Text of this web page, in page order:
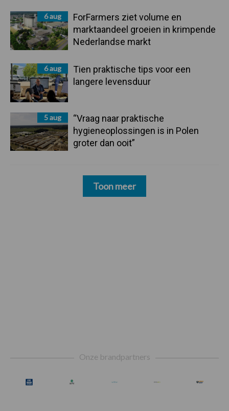
6 aug
ForFarmers ziet volume en
marktaandeel groeien in krimpende
Nederlandse markt
6 aug
Tien praktische tips voor een
langere levensduur
5 aug
“Vraag naar praktische
hygieneoplossingen is in Polen
groter dan ooit”
Toon meer
Onze brandpartners